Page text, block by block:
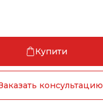
Купити
консультацию